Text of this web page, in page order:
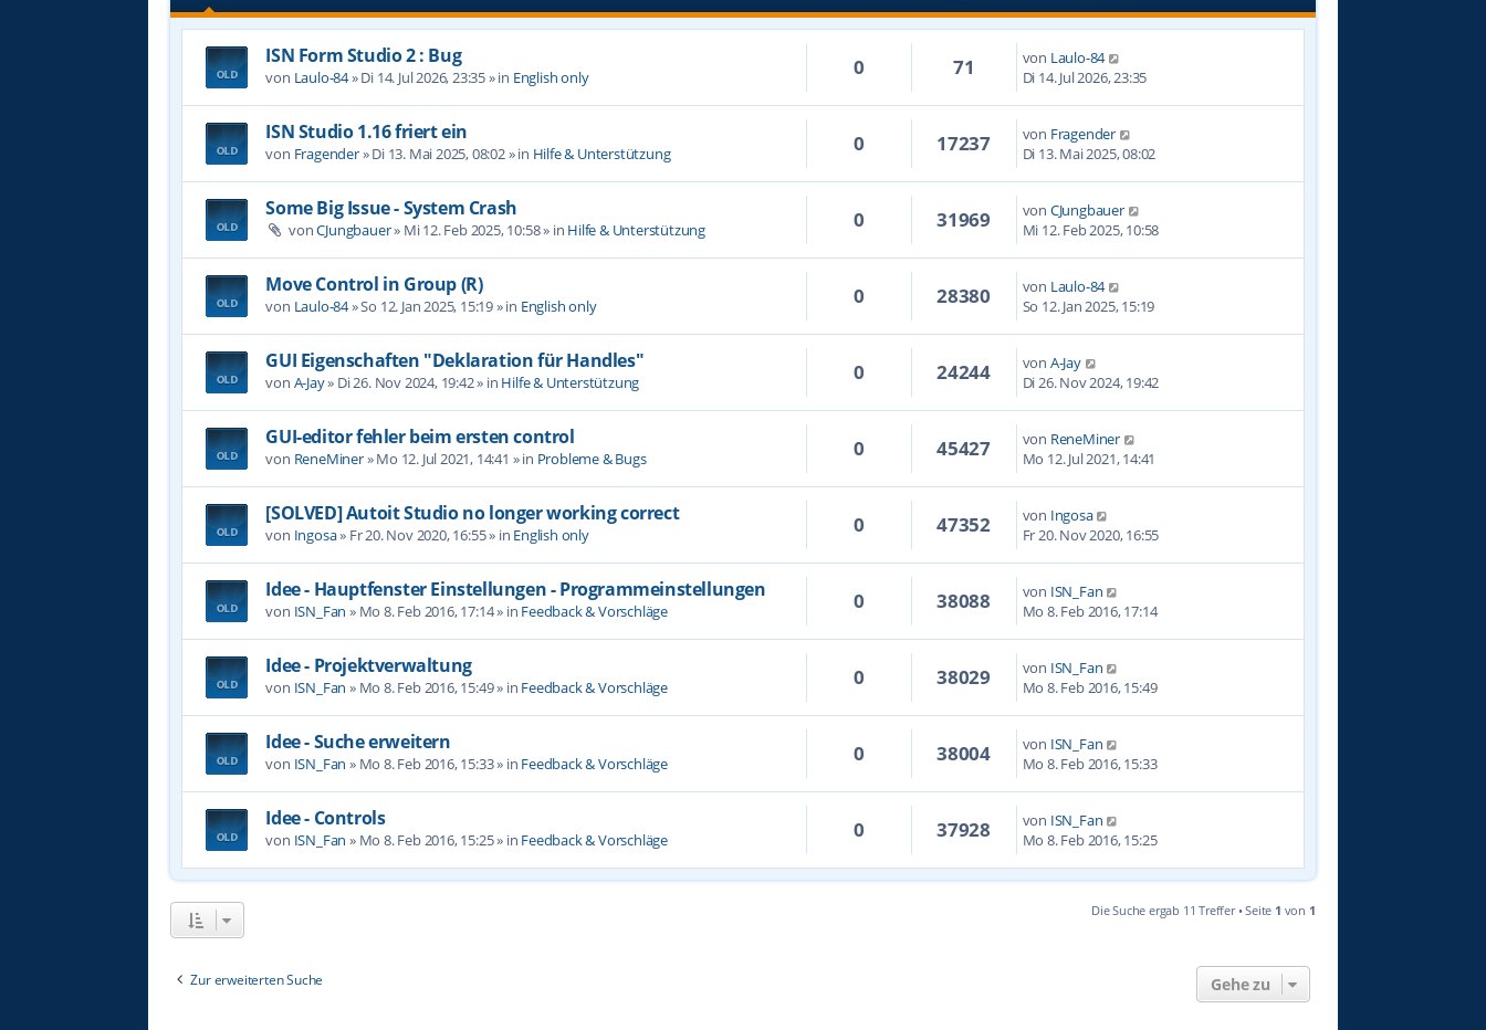
ISN Form Studio 2 : Bug
von Laulo-84»Di 14. Jul 2026, 23:35» in English only 0 71 von Laulo-84
Di 14. Jul 2026, 23:35
ISN Studio 1.16 friert ein
von Fragender»Di 13. Mai 2025, 08:02» in Hilfe & Unterstützung 0 17237 von Fragender
Di 13. Mai 2025, 08:02
Some Big Issue - System Crash
vonCJungbauer» Mi 12. Feb 2025, 10:58» in Hilfe & Unterstützung 0 31969 von CJungbauer
Mi 12. Feb 2025, 10:58
Move Control in Group (R)
von Laulo-84»So 12. Jan 2025, 15:19» in English only 0 28380 von Laulo-84
So 12. Jan 2025, 15:19
GUI Eigenschaften "Deklaration für Handles"
von A-Jay» Di 26. Nov 2024, 19:42» in Hilfe & Unterstützung 0 24244 von A-Jay
Di 26. Nov 2024, 19:42
GUI-editor fehler beim ersten control
von ReneMiner»Mo 12. Jul 2021, 14:41 » in Probleme & Bugs 0 45427 von ReneMiner
Mo 12. Jul 2021, 14:41
[SOLVED] Autoit Studio no longer working correct
von Ingosa» Fr 20. Nov 2020, 16:55» in English only 0 47352 von Ingosa
Fr 20. Nov 2020, 16:55
Idee - Hauptfenster Einstellungen - Programmeinstellungen
von ISN_Fan » Mo 8. Feb 2016, 17:14» in Feedback & Vorschläge 0 38088 von ISN_Fan
Mo 8. Feb 2016, 17:14
Idee - Projektverwaltung
von ISN_Fan » Mo 8. Feb 2016, 15:49» in Feedback & Vorschläge 0 38029 von ISN_Fan
Mo 8. Feb 2016, 15:49
Idee - Suche erweitern
von ISN_Fan » Mo 8. Feb 2016, 15:33» in Feedback & Vorschläge 0 38004 von ISN_Fan
Mo 8. Feb 2016, 15:33
Idee - Controls
von ISN_Fan » Mo 8. Feb 2016, 15:25» in Feedback & Vorschläge 0 37928 von ISN_Fan
Mo 8. Feb 2016, 15:25
Die Suche ergab 11 Treffer • Seite 1 von 1
Zur erweiterten Suche Gehe zu